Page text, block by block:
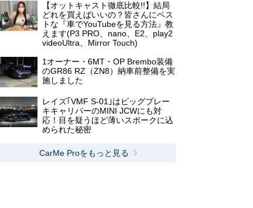
【オットキャスト徹底比較!!】結局
どれを買えばいいの？皆さんにベス
トな『車でYouTubeを見る方法』教
えます(P3 PRO、nano、E2、play2
videoUltra、Mirror Touch)
1オーナー・6MT・OP Brembo装備
のGR86 RZ（ZN8）納車前整備を実
施しました
レイズ｢VMF S-01｣はビッグブレー
キキャリパーのMINI JCWにも対
応！目を疑うほど薄いスポークに込
められた秘密
CarMe Proをもっと見る